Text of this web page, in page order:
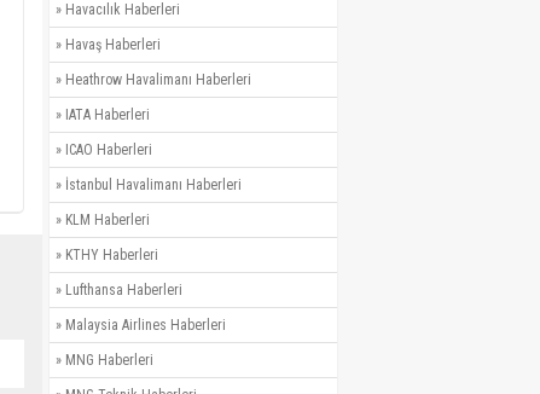
» Havacılık Haberleri
» Havaş Haberleri
» Heathrow Havalimanı Haberleri
» IATA Haberleri
» ICAO Haberleri
» İstanbul Havalimanı Haberleri
» KLM Haberleri
» KTHY Haberleri
» Lufthansa Haberleri
» Malaysia Airlines Haberleri
» MNG Haberleri